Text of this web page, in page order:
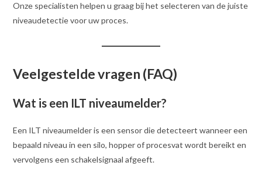
Onze specialisten helpen u graag bij het selecteren van de juiste
niveaudetectie voor uw proces.
Veelgestelde vragen (FAQ)
Wat is een ILT niveaumelder?
Een ILT niveaumelder is een sensor die detecteert wanneer een
bepaald niveau in een silo, hopper of procesvat wordt bereikt en
vervolgens een schakelsignaal afgeeft.